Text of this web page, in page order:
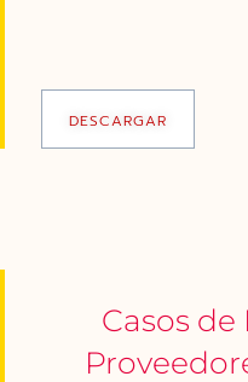
DESCARGAR
Casos